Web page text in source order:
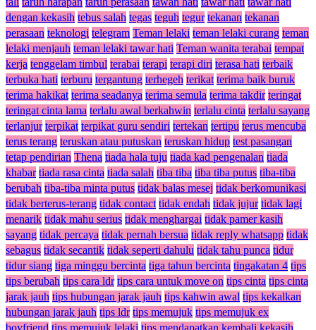
dengan kekasih tebus salah tegas teguh tegur tekanan tekanan
perasaan teknologi telegram Teman lelaki teman lelaki curang teman
lelaki menjauh teman lelaki tawar hati Teman wanita terabai tempat
kerja tenggelam timbul terabai terapi terapi diri terasa hati terbaik
terbuka hati terburu tergantung terhegeh terikat terima baik buruk
terima hakikat terima seadanya terima semula terima takdir teringat
teringat cinta lama terlalu awal berkahwin terlalu cinta terlalu sayang
terlanjur terpikat terpikat guru sendiri tertekan tertipu terus mencuba
terus terang teruskan atau putuskan teruskan hidup test pasangan
tetap pendirian Thena tiada hala tuju tiada kad pengenalan tiada
khabar tiada rasa cinta tiada salah tiba tiba tiba tiba putus tiba-tiba
berubah tiba-tiba minta putus tidak balas mesej tidak berkomunikasi
tidak berterus-terang tidak contact tidak endah tidak jujur tidak lagi
menarik tidak mahu serius tidak menghargai tidak pamer kasih
sayang tidak percaya tidak pernah bersua tidak reply whatsapp tidak
sebagus tidak secantik tidak seperti dahulu tidak tahu punca tidur
tidur siang tiga minggu bercinta tiga tahun bercinta tingakatan 4 tips
tips berubah tips cara ldr tips cara untuk move on tips cinta tips cinta
jarak jauh tips hubungan jarak jauh tips kahwin awal tips kekalkan
hubungan jarak jauh tips ldr tips memujuk tips memujuk ex
boyfriend tips memujuk lelaki tips mendapatkan kembali kekasih